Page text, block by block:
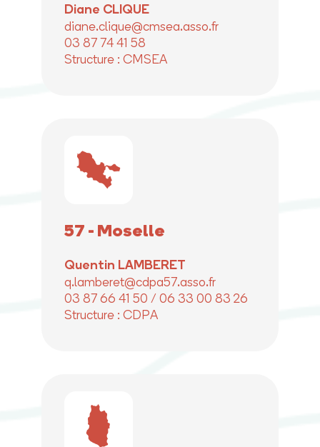
Diane CLIQUE
diane.clique@cmsea.asso.fr
03 87 74 41 58
Structure : CMSEA
57 - Moselle
Quentin LAMBERET
q.lamberet@cdpa57.asso.fr
03 87 66 41 50 / 06 33 00 83 26
Structure : CDPA